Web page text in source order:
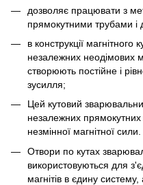
дозволяє працювати з
прямокутними трубами і
в конструкції магнітного
незалежних неодімових
створюють постійне і
зусилля;
Цей кутовий
незалежних прямокутних
незмінної магнітної сили.
Отвори по кутах
використовуються для
магнітів в єдину